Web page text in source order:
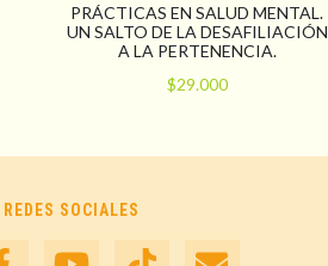
PRÁCTICAS EN SALUD MENTAL.
UN SALTO DE LA DESAFILIACIÓN
A LA PERTENENCIA.
$29.000
REDES SOCIALES